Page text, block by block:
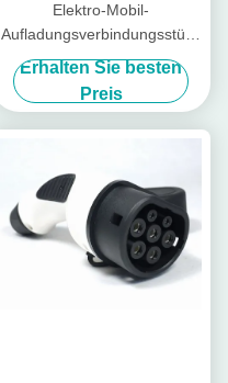
Elektro-Mobil-
Aufladungsverbindungsstück
Soem des Typ- 132a mit 5m
Erhalten Sie besten
Preis